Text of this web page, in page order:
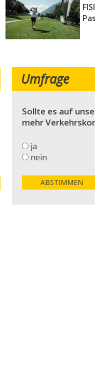
Umfrage
Sollte es auf
mehr
ja
nein
ABSTIMMEN